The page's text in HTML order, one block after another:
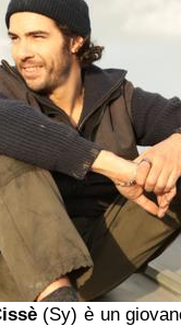
(Sy) è un